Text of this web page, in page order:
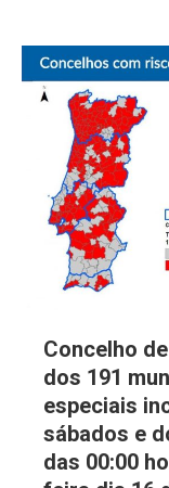
Concelho
dos 191
especiais
sábados e
das 00:00